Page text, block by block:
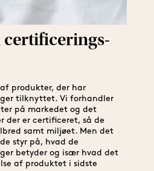
produkter, der har
tilknyttet. Vi forhandler
på markedet og det
der er certificeret, så de
samt miljøet. Men det
styr på, hvad de
betyder og især hvad det
af produktet i sidste